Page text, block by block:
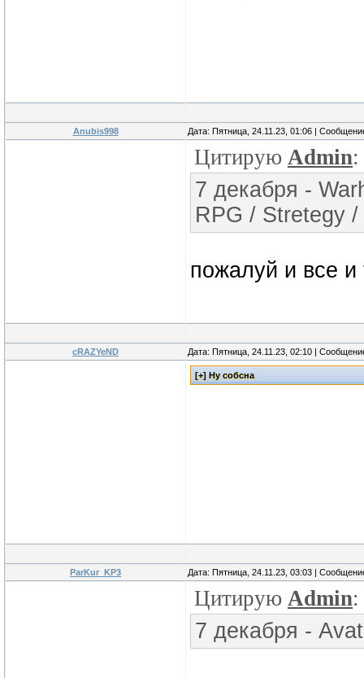
Anubis998 Дата: Пятница, 24.11.23, 01:06 |
Цитирую Admin:
7 декабря -
RPG / Stretegy /
пожалуй и все
cRAZYeND Дата: Пятница, 24.11.23, 02:10 |
ParKur_KP3 Дата: Пятница, 24.11.23, 03:03 |
Цитирую Admin:
7 декабря -